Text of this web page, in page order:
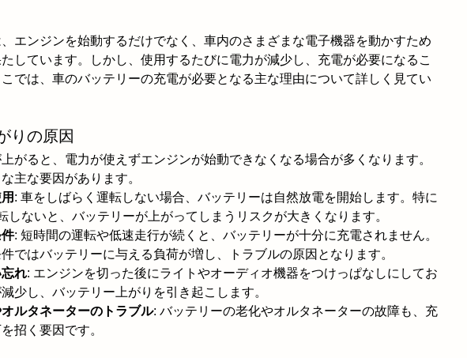
エンジンを始動するだけでなく、車内のさまざまな電子機器を動かすため
しています。しかし、使用するたびに電力が減少し、充電が必要になるこ
では、車のバッテリーの充電が必要となる主な理由について詳しく見てい
りの原因
がると、電力が使えずエンジンが始動できなくなる場合が多くなります。
主な要因があります。
: 車をしばらく運転しない場合、バッテリーは自然放電を開始します。特に
しないと、バッテリーが上がってしまうリスクが大きくなります。
: 短時間の運転や低速走行が続くと、バッテリーが十分に充電されません。
ではバッテリーに与える負荷が増し、トラブルの原因となります。
れ: エンジンを切った後にライトやオーディオ機器をつけっぱなしにしてお
少し、バッテリー上がりを引き起こします。
ルタネーターのトラブル: バッテリーの老化やオルタネーターの故障も、充
招く要因です。